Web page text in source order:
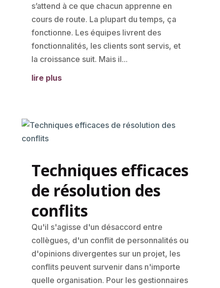
s’attend à ce que chacun apprenne en
cours de route. La plupart du temps, ça
fonctionne. Les équipes livrent des
fonctionnalités, les clients sont servis, et
la croissance suit. Mais il...
lire plus
Techniques efficaces
de résolution des
conflits
Qu'il s'agisse d'un désaccord entre
collègues, d'un conflit de personnalités ou
d'opinions divergentes sur un projet, les
conflits peuvent survenir dans n'importe
quelle organisation. Pour les gestionnaires